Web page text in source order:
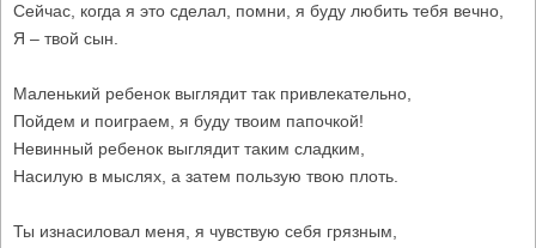
Сейчас, когда я это сделал, помни, я буду любить тебя вечно,
Я – твой сын.
Маленький ребенок выглядит так привлекательно,
Пойдем и поиграем, я буду твоим папочкой!
Невинный ребенок выглядит таким сладким,
Насилую в мыслях, а затем пользую твою плоть.
Ты изнасиловал меня, я чувствую себя грязным,